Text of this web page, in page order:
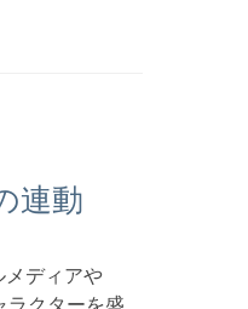
連動
メディアや